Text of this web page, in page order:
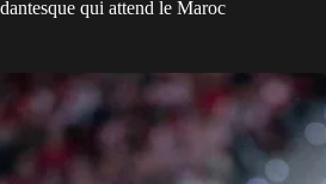
dantesque qui attend le Maroc